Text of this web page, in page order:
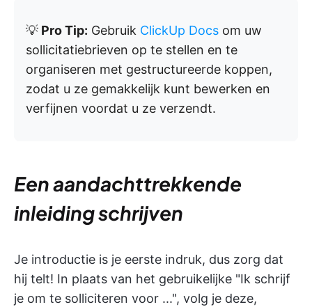
💡 Pro Tip: Gebruik ClickUp Docs om uw
sollicitatiebrieven op te stellen en te
organiseren met gestructureerde koppen,
zodat u ze gemakkelijk kunt bewerken en
verfijnen voordat u ze verzendt.
Een aandachttrekkende
inleiding schrijven
Je introductie is je eerste indruk, dus zorg dat
hij telt! In plaats van het gebruikelijke "Ik schrijf
je om te solliciteren voor ...", volg je deze,